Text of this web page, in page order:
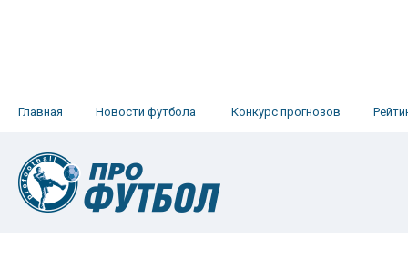
Главная Новости футбола Конкурс прогнозов